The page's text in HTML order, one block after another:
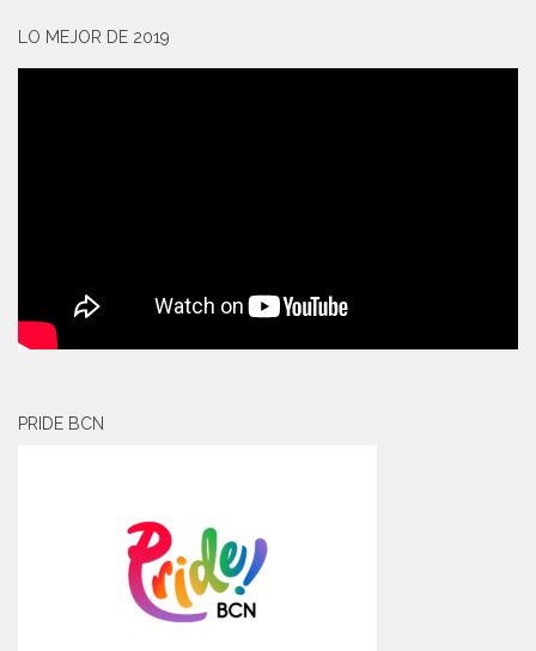
LO MEJOR DE 2019
PRIDE BCN